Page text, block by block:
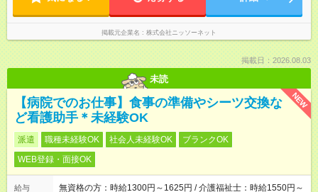
掲載元企業名 株式会社ニッソーネット
掲載日：2026.08.03
未読
NEW
【病院でのお仕事】食事の準備やシーツ交換な
ど看護助手＊未経験OK
派遣 職種未経験OK 社会人未経験OK
ブランクOK
WEB登録・面接OK
給与
無資格の方：時給1300円～1625円 / 介護福祉士：時給1550円～